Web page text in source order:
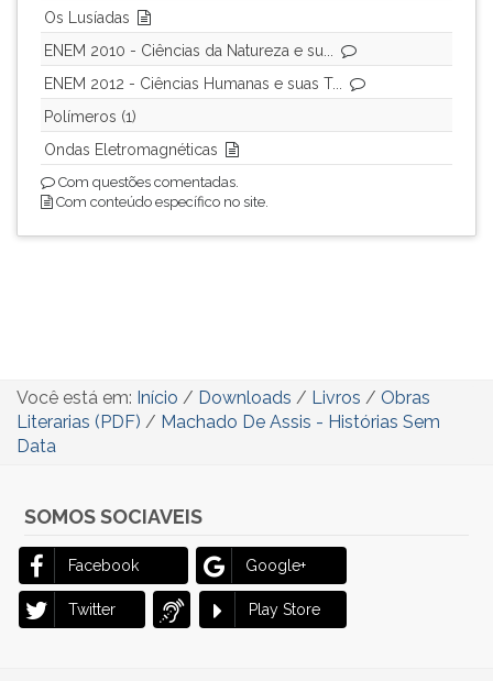
Os Lusíadas
ENEM 2010 - Ciências da Natureza e su...
ENEM 2012 - Ciências Humanas e suas T...
Polímeros (1)
Ondas Eletromagnéticas
Com questões comentadas.
Com conteúdo específico no site.
Você está em: Início / Downloads / Livros / Obras
Literarias (PDF) / Machado De Assis - Histórias Sem
Data
SOMOS SOCIAVEIS
Facebook Google+
Twitter Play Store